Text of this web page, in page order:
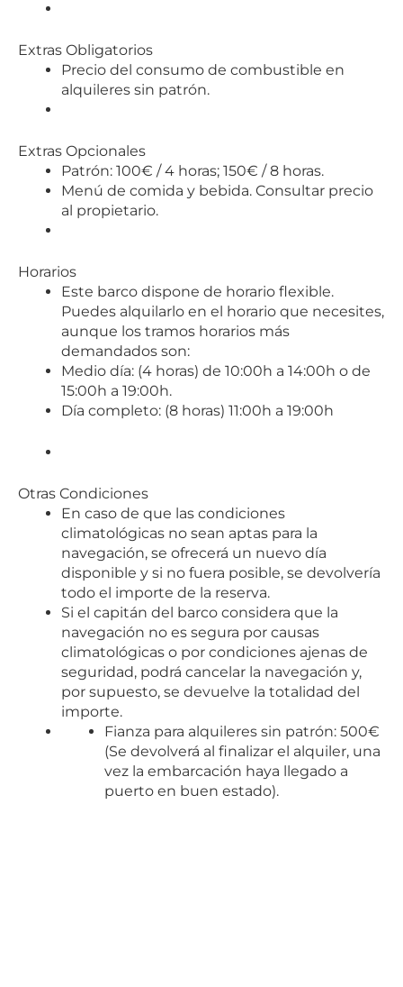
Extras Obligatorios
Precio del consumo de combustible en
alquileres sin patrón.
Extras Opcionales
Patrón: 100€ / 4 horas; 150€ / 8 horas.
Menú de comida y bebida. Consultar precio
al propietario.
Horarios
Este barco dispone de horario flexible.
Puedes alquilarlo en el horario que necesites,
aunque los tramos horarios más
demandados son:
Medio día: (4 horas) de 10:00h a 14:00h o de
15:00h a 19:00h.
Día completo: (8 horas) 11:00h a 19:00h
Otras Condiciones
En caso de que las condiciones
climatológicas no sean aptas para la
navegación, se ofrecerá un nuevo día
disponible y si no fuera posible, se devolvería
todo el importe de la reserva.
Si el capitán del barco considera que la
navegación no es segura por causas
climatológicas o por condiciones ajenas de
seguridad, podrá cancelar la navegación y,
por supuesto, se devuelve la totalidad del
importe.
Fianza para alquileres sin patrón: 500€
(Se devolverá al finalizar el alquiler, una
vez la embarcación haya llegado a
puerto en buen estado).